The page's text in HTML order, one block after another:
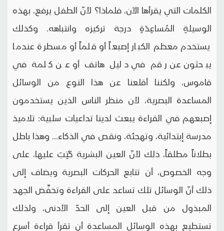
الكلمات التي يقرأها الآن، فلماذا؟ لأنّ الطفل يرفع، بهذه
الوسيلةِ المُساعِدَةِ درجة تركيزه وانتباهه. وكذلك
يستخدم معظم الكبار إصبعاً أو قلماً أو مسطرة عندما
يبحثون عن رقم في دليل هاتف أو عن كلمة في
قاموس، ولكننا أقلعنا عن هذا النوع من الوسائل
المساعدة البصرية، لأن منظر الناس الذين يستخدمون
إصبعهم في القراءة يبعث لدينا تداعيات سلبية: تلاميذ
مدرسة إبتدائية، وتهجئة، ونقص في الذكاء... وهذا باطل
بطلاناً مطلقاً، ذلك لأنّ العين البشرية كُتِبَ عليها، على
وجه الخصوص، أن تتابع الحركات البصرية ويضاف إلى
ذلك أنّ الوسائل تلك تساعد على القراءة وتخفِّض الجهد
المبذول من قبل العين إلى الحدّ الأدنى، ولذلك
تستطيع بهذه الوسائل المساعدة أن تقرأ قراءة أسرع